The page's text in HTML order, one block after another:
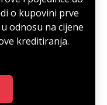
o kupovini prve
odnosu na cijene
kreditiranja.